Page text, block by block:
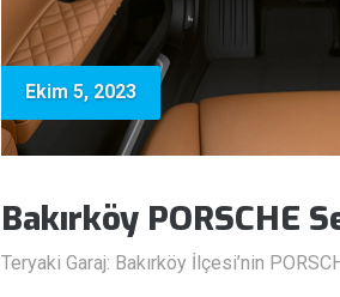
Ekim 5, 2023
Bakırköy PORSCHE
Teryaki Garaj: Bakırköy İlçesi’nin